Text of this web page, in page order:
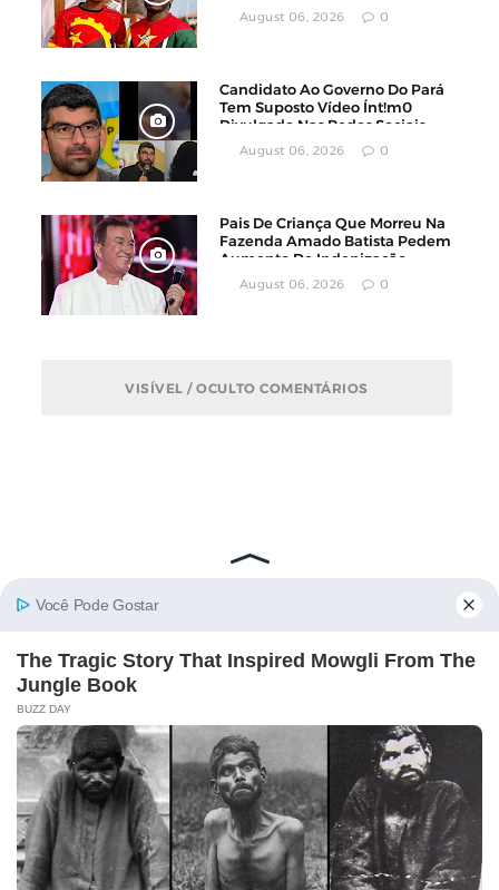
August 06, 2026 0
Candidato Ao Governo Do Pará
Tem Suposto Vídeo Ínt!m0
Divulgado Nas Redes Sociais
August 06, 2026 0
Pais De Criança Que Morreu Na
Fazenda Amado Batista Pedem
Aumento De Indenização
August 06, 2026 0
VISÍVEL / OCULTO COMENTÁRIOS
TRANSLATE
Powered by
Translate
SEJA MEMEIRO - DEIXE UM LIKE AQUI